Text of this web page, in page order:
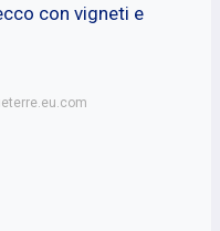
con vigneti e